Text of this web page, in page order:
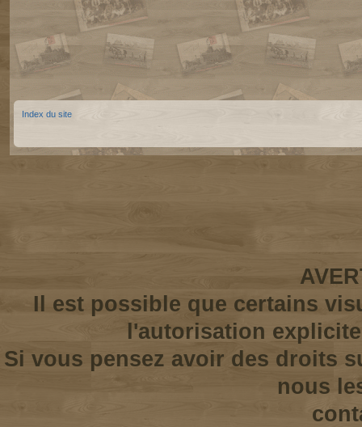
Index du site
Il est possible que certains
l'autorisation
Si vous pensez avoir des droits
nous